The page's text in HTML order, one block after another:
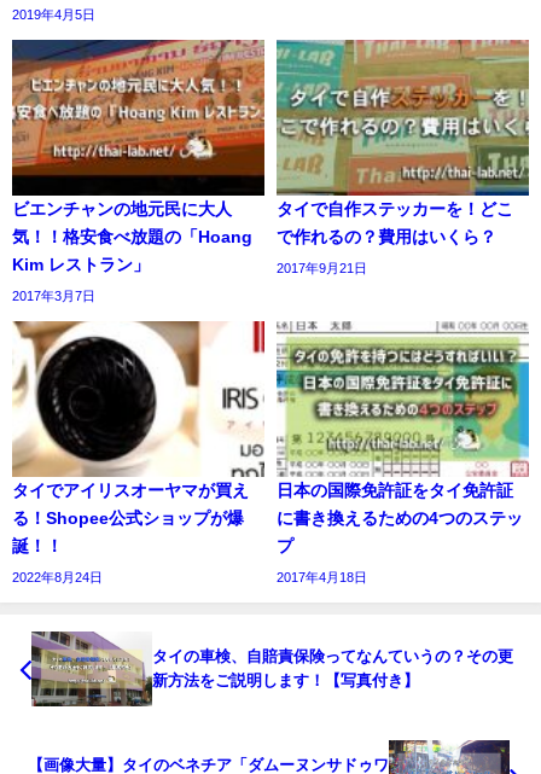
2019年4月5日
ビエンチャンの地元民に大人
気！！格安食べ放題の「Hoang
Kim レストラン」
2017年3月7日
タイで自作ステッカーを！どこ
で作れるの？費用はいくら？
2017年9月21日
タイでアイリスオーヤマが買え
る！Shopee公式ショップが爆
誕！！
2022年8月24日
日本の国際免許証をタイ免許証
に書き換えるための4つのステッ
プ
2017年4月18日
タイの車検、自賠責保険ってなんていうの？その更
新方法をご説明します！【写真付き】
【画像大量】タイのベネチア「ダムーヌンサドゥワ